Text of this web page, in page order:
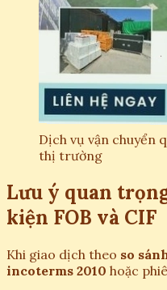
Dịch vụ vận chuyển
thị trường
Lưu ý quan
kiện FOB và CIF
Khi giao dịch theo so
incoterms 2010 hoặc